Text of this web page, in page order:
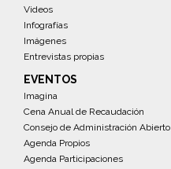
Videos
Infografías
Imágenes
Entrevistas propias
EVENTOS
Imagina
Cena Anual de Recaudación
Consejo de Administración Abierto
Agenda Propios
Agenda Participaciones